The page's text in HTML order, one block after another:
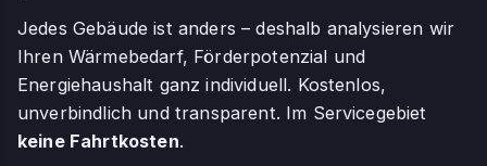
Jedes Gebäude ist anders – deshalb analysieren wir
Ihren Wärmebedarf, Förderpotenzial und
Energiehaushalt ganz individuell. Kostenlos,
unverbindlich und transparent. Im Servicegebiet
keine Fahrtkosten.